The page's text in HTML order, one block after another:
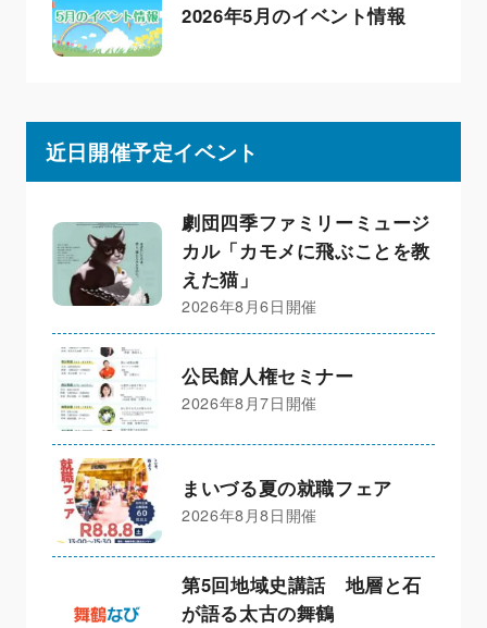
2026年5月のイベント情報
近日開催予定イベント
劇団四季ファミリーミュージ
カル「カモメに飛ぶことを教
えた猫」
2026年8月6日開催
公民館人権セミナー
2026年8月7日開催
まいづる夏の就職フェア
2026年8月8日開催
第5回地域史講話 地層と石
が語る太古の舞鶴